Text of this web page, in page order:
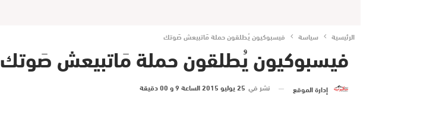
الرئيسية سياسة فيسبوكيون يُطلقون حملة مَاتبيعش صَوتك
فيسبوكيون يُطلقون حملة مَاتبيعش صَوتك
إدارة الموقع نشر في 25 يوليو 2015 الساعة 9 و 00 دقيقة